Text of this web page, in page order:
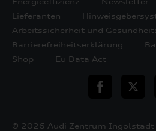
Lieferanten
Arbeitssicherheit und
Barrierefreiheitserklärung
Shop
Eu Data Act
teilen Twitter
© 2026 Audi Zentrum Ingolstadt